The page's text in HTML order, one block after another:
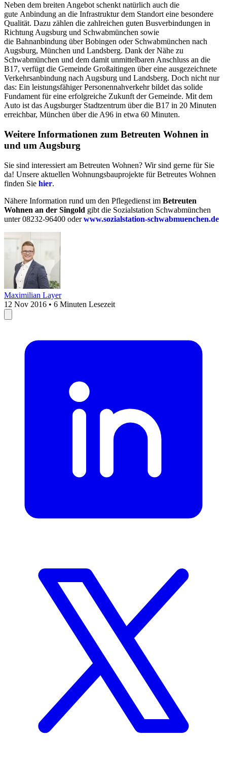
Neben dem breiten Angebot schenkt natürlich auch die
gute Anbindung an die Infrastruktur dem Standort eine besondere
Qualität. Dazu zählen die zahlreichen guten Busverbindungen in
Richtung Augsburg und Schwabmünchen sowie
die Bahnanbindung über Bobingen oder Schwabmünchen nach
Augsburg, München und Landsberg. Dank der Nähe zu
Schwabmünchen und dem damit unmittelbaren Anschluss an die
B17, verfügt die Gemeinde Großaitingen über eine ausgezeichnete
Verkehrsanbindung nach Augsburg und Landsberg. Doch nicht nur
das: Ein leistungsfähiger Personennahverkehr bildet das solide
Fundament für eine erfolgreiche Zukunft der Gemeinde. Mit dem
Auto ist das Augsburger Stadtzentrum über die B17 in 20 Minuten
erreichbar, München über die A96 in etwa 60 Minuten.
Weitere Informationen zum Betreuten Wohnen in
und um Augsburg
Sie sind interessiert am Betreuten Wohnen? Wir sind gerne für Sie
da! Unsere aktuellen Wohnungsbauprojekte für Betreutes Wohnen
finden Sie hier.
Nähere Information rund um den Pflegedienst im Betreuten
Wohnen an der Singold gibt die Sozialstation Schwabmünchen
unter 08232-96400 oderwww.sozialstation-schwabmuenchen.de
Maximilian Layer
12 Nov 2016 • 6 Minuten Lesezeit